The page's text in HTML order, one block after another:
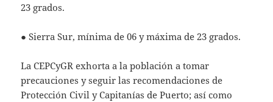
23 grados.
● Sierra Sur, mínima de 06 y máxima de 23 grados.
La CEPCyGR exhorta a la población a tomar
precauciones y seguir las recomendaciones de
Protección Civil y Capitanías de Puerto; así como